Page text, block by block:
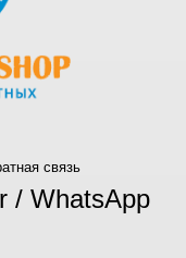
связь
/ WhatsApp